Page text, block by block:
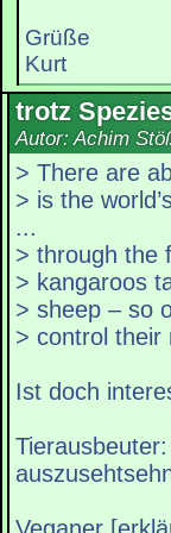
Grüße
Kurt
trotz
Autor: Achim
> There are
> is the
...
> through the
> kangaroos
> sheep – so
> control their
Ist doch